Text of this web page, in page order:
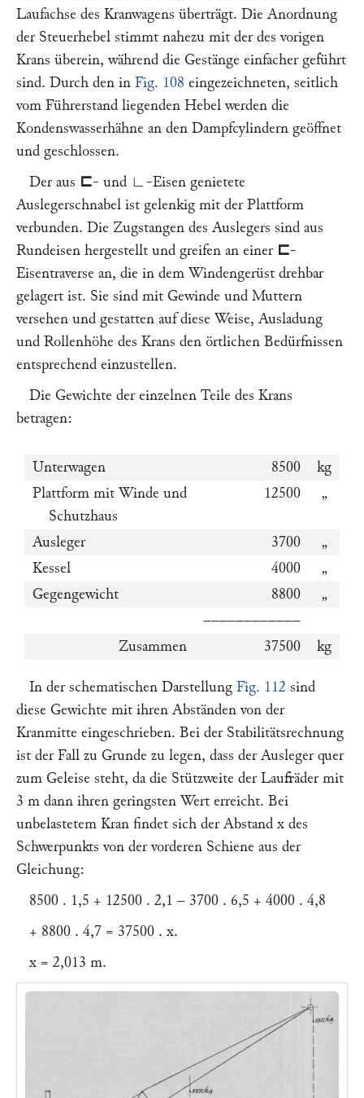
Laufachse des Kranwagens überträgt. Die Anordnung
der Steuerhebel stimmt nahezu mit der des vorigen
Krans überein, während die Gestänge einfacher geführt
sind. Durch den in Fig. 108 eingezeichneten, seitlich
vom Führerstand liegenden Hebel werden die
Kondenswasserhähne an den Dampfcylindern geöffnet
und geschlossen.
Der aus ⊏- und ∟ -Eisen genietete
Auslegerschnabel ist gelenkig mit der Plattform
verbunden. Die Zugstangen des Auslegers sind aus
Rundeisen hergestellt und greifen an einer ⊏-
Eisentraverse an, die in dem Windengerüst drehbar
gelagert ist. Sie sind mit Gewinde und Muttern
versehen und gestatten auf diese Weise, Ausladung
und Rollenhöhe des Krans den örtlichen Bedürfnissen
entsprechend einzustellen.
Die Gewichte der einzelnen Teile des Krans
betragen:
Unterwagen 8500
kg
Plattform mit Winde und
Schutzhaus
12500 „
Ausleger 3700
„
Kessel
4000
„
Gegengewicht
8800
„
––––––––––––
Zusammen
37500 kg
In der schematischen Darstellung Fig. 112 sind
diese Gewichte mit ihren Abständen von der
Kranmitte eingeschrieben. Bei der Stabilitätsrechnung
ist der Fall zu Grunde zu legen, dass der Ausleger quer
zum Geleise steht, da die Stützweite der Laufräder mit
3 m dann ihren geringsten Wert erreicht. Bei
unbelastetem Kran findet sich der Abstand x des
Schwerpunkts von der vorderen Schiene aus der
Gleichung:
8500 . 1,5 + 12500 . 2,1 – 3700 . 6,5 + 4000 . 4,8
+ 8800 . 4,7 = 37500 . x.
x = 2,013 m.